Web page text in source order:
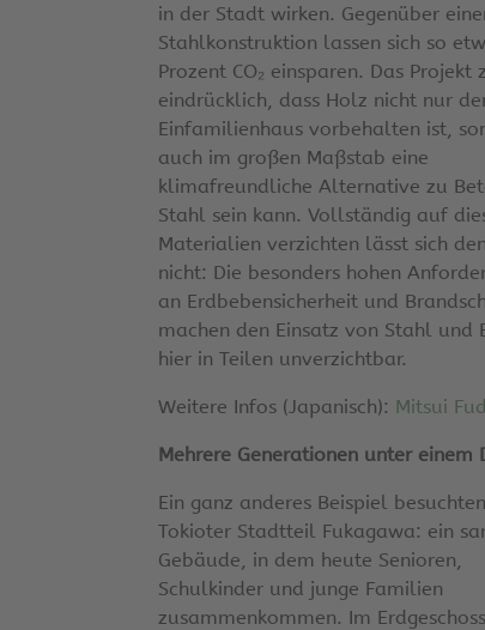
in der Stadt wirken. Gegenüber
Stahlkonstruktion lassen sich so
Prozent CO₂ einsparen. Das Projekt
eindrücklich, dass Holz nicht nur
Einfamilienhaus vorbehalten ist,
auch im großen Maßstab eine
klimafreundliche Alternative zu
Stahl sein kann. Vollständig auf
Materialien verzichten lässt sich
nicht: Die besonders hohen
an Erdbebensicherheit und
machen den Einsatz von Stahl und
hier in Teilen unverzichtbar.
Weitere Infos (Japanisch): Mitsui
Mehrere Generationen unter einem
Ein ganz anderes Beispiel
Tokioter Stadtteil Fukagawa: ein
Gebäude, in dem heute Senioren,
Schulkinder und junge Familien
zusammenkommen. Im Erdgeschoss